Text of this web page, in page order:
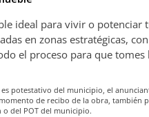
ideal para vivir o potenciar
en zonas estratégicas,
el proceso para que
es potestativo del municipio, el
de recibo de la obra,
del POT del municipio.